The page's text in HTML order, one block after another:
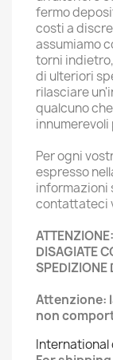
fermo
costi a
assumiamo
torni
di ulteriori
rilasciare
qualcuno
innumerevoli
Per ogni
espresso
informazioni
contattateci
DISAGIATE
SPEDIZIONE
Attenzione:
non
International